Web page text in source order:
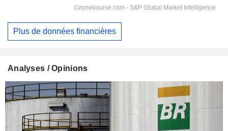
Plus de données financières
Analyses / Opinions